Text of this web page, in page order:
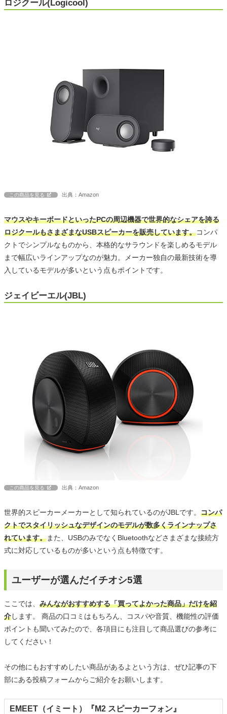
ロジクール(Logicool)
この商品を見る 出典：Amazon
マウスやキーボードといったPCの周辺機器で世界的なシェアを誇る
ロジクールもさまざまなUSBスピーカーを販売しています。コンパ
クトでシンプルなものから、本格的なサラウンドを楽しめるモデル
まで幅広いラインアップなのが魅力。メーカー独自の最新技術を導
入しているモデルが多いという点もポイントです。
ジェイビーエル(JBL)
この商品を見る 出典：Amazon
世界的スピーカーメーカーとして知られているのがJBLです。 コンパ
クトでスタイリッシュなデザインのモデルが数多くラインナップさ
れています。また、USBのみでなくBluetoothなどさまざまな接続方
式に対応しているものが多いという点も特徴です。
ユーザーが選んだイチオシ5選
ここでは、 みんながおすすめする「買ってよかった商品」だけを紹
介します。 商品の口コミはもちろん、コスパや音質、機能性の評価
ポイントも聞いてみたので、各項目にも注目して商品選びの参考に
してください！
その他にもおすすめしたい商品があるよという方は、ぜひ記事の下
部にある投稿フォームからご紹介をお願いします。
EMEET（イミート）『M2 スピーカーフォン』